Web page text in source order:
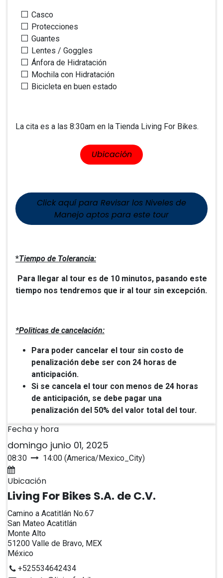
Casco
Protecciones
Guantes
Lentes / Goggles
Ánfora de Hidratación
Mochila con Hidratación
Bicicleta en buen estado
La cita es a las 8:30am en la Tienda Living For Bikes.
​​Ubicación
Click aquí para Revisar los Niveles de
Manejo aptos para este tour
*Tiempo de Tolerancia:
Para llegar al tour es de 10 minutos, pasando este
tiempo nos tendremos que ir al tour sin excepción.
*Politicas de cancelación:
Para poder cancelar el tour sin costo de
penalización debe ser con 24 horas de
anticipación.
Si se cancela el tour con menos de 24 horas
de anticipación, se debe pagar una
penalización del 50% del valor total del tour.
Fecha y hora
domingo junio 01, 2025
08:30 14:00 (America/Mexico_City)
Ubicación
Living For Bikes S.A. de C.V.
Camino a Acatitlán No.67
San Mateo Acatitlán
Monte Alto
51200 Valle de Bravo, MEX
México
+525534642434